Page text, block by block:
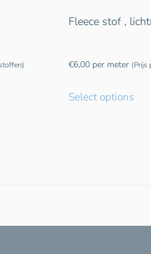
Fleece stof ,
€6,00 per meter (Prijs
Select options